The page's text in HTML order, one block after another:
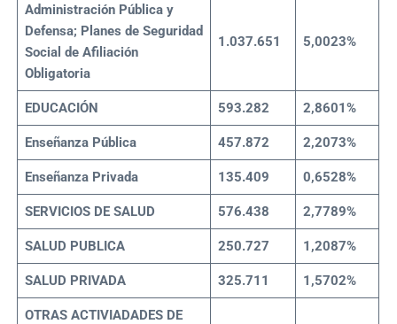
Administración Pública y
Defensa; Planes de Seguridad
Social de Afiliación
Obligatoria
1.037.651 5,0023%
EDUCACIÓN 593.282 2,8601%
Enseñanza Pública 457.872 2,2073%
Enseñanza Privada 135.409 0,6528%
SERVICIOS DE SALUD 576.438 2,7789%
SALUD PUBLICA 250.727 1,2087%
SALUD PRIVADA 325.711 1,5702%
OTRAS ACTIVIADADES DE